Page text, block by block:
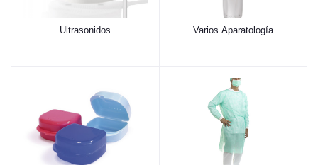
Ultrasonidos Varios Aparatología